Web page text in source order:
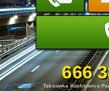
666
Taksowka Kochlowice